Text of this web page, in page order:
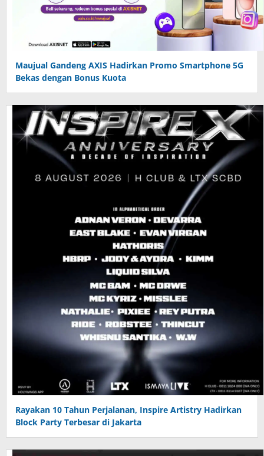
Maujual Gandeng AXIS Hadirkan Promo Smartphone 5G
Bekas dengan Bonus Kuota
Rayakan 10 Tahun Perjalanan, Inspire Artistry Hadirkan
Block Party Terbesar di Jakarta